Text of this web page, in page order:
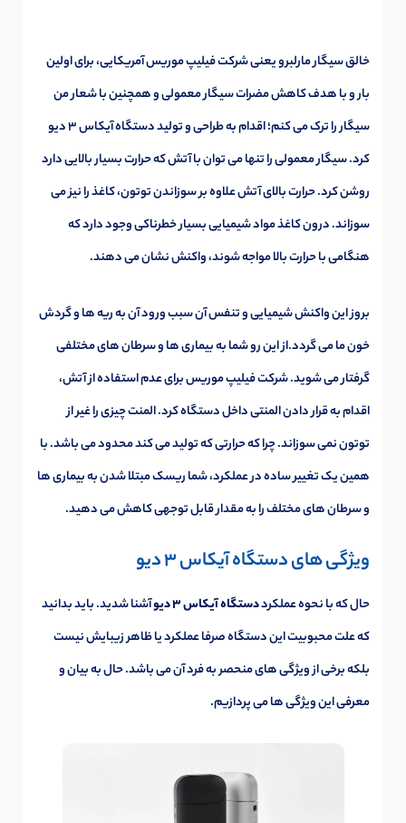
خالق سیگار مارلبرو یعنی شرکت فیلیپ موریس آمریکایی، برای اولین
بار و با هدف کاهش مضرات سیگار معمولی و همچنین با شعار من
سیگار را ترک می کنم؛ اقدام به طراحی و تولید دستگاه آیکاس 3 دیو
کرد. سیگار معمولی را تنها می توان با آتش که حرارت بسیار بالایی دارد
روشن کرد. حرارت بالای آتش علاوه بر سوزاندن توتون، کاغذ را نیز می
سوزاند. درون کاغذ مواد شیمیایی بسیار خطرناکی وجود دارد که
هنگامی با حرارت بالا مواجه شوند، واکنش نشان می دهند.
بروز این واکنش شیمیایی و تنفس آن سبب ورود آن به ریه ها و گردش
خون ما می گردد.از این رو شما به بیماری ها و سرطان های مختلفی
گرفتار می شوید. شرکت فیلیپ موریس برای عدم استفاده از آتش،
اقدام به قرار دادن المنتی داخل دستگاه کرد. المنت چیزی را غیر از
توتون نمی سوزاند. چرا که حرارتی که تولید می کند محدود می باشد. با
همین یک تغییر ساده در عملکرد، شما ریسک مبتلا شدن به بیماری ها
و سرطان های مختلف را به مقدار قابل توجهی کاهش می دهید.
ویژگی های دستگاه آیکاس 3 دیو
حال که با نحوه عملکرددستگاه آیکاس 3 دیو
آشنا شدید. باید بدانید
که علت محبوبیت این دستگاه صرفا عملکرد یا ظاهر زیبایش نیست
بلکه برخی از ویژگی های منحصر به فرد آن می باشد. حال به بیان و
معرفی این ویژگی ها می پردازیم.